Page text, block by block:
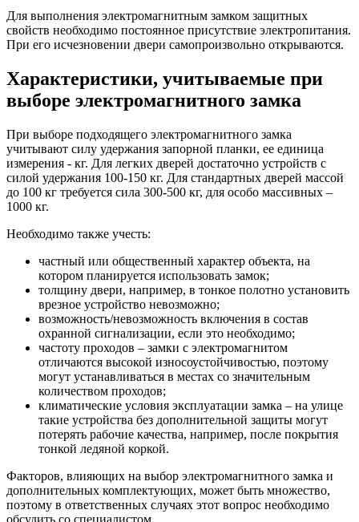
Для выполнения электромагнитным замком защитных
свойств необходимо постоянное присутствие электропитания.
При его исчезновении двери самопроизвольно открываются.
Характеристики, учитываемые при
выборе электромагнитного замка
При выборе подходящего электромагнитного замка
учитывают силу удержания запорной планки, ее единица
измерения - кг. Для легких дверей достаточно устройств с
силой удержания 100-150 кг. Для стандартных дверей массой
до 100 кг требуется сила 300-500 кг, для особо массивных –
1000 кг.
Необходимо также учесть:
частный или общественный характер объекта, на
котором планируется использовать замок;
толщину двери, например, в тонкое полотно установить
врезное устройство невозможно;
возможность/невозможность включения в состав
охранной сигнализации, если это необходимо;
частоту проходов – замки с электромагнитом
отличаются высокой износоустойчивостью, поэтому
могут устанавливаться в местах со значительным
количеством проходов;
климатические условия эксплуатации замка – на улице
такие устройства без дополнительной защиты могут
потерять рабочие качества, например, после покрытия
тонкой ледяной коркой.
Факторов, влияющих на выбор электромагнитного замка и
дополнительных комплектующих, может быть множество,
поэтому в ответственных случаях этот вопрос необходимо
обсудить со специалистом.